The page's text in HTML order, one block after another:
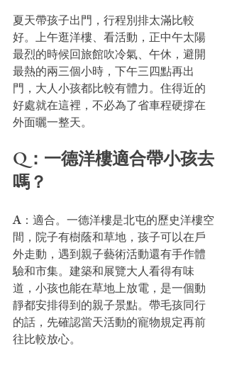
夏天帶孩子出門，行程別排太滿比較
好。上午逛洋樓、看活動，正中午太陽
最烈的時候回旅館吹冷氣、午休，避開
最熱的兩三個小時，下午三四點再出
門，大人小孩都比較有體力。住得近的
好處就在這裡，不必為了省車程硬撐在
外面曬一整天。
Q：一德洋樓適合帶小孩去
嗎？
A：適合。一德洋樓是北屯的歷史洋樓空
間，院子有樹蔭和草地，孩子可以在戶
外走動，遇到親子藝術活動還有手作體
驗和市集。建築和展覽大人看得有味
道，小孩也能在草地上放電，是一個動
靜都安排得到的親子景點。帶毛孩同行
的話，先確認當天活動的寵物規定再前
往比較放心。